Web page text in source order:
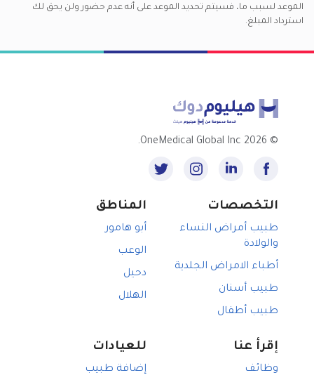
الموعد لسبب ما، فسيتم تحديد الموعد على أنه عدم حضور ولن يحق لك
استرداد المبلغ.
©
2026 OneMedical Global Inc.
التخصصات
طبيب أمراض النساء
والولادة
أطباء الامراض الجلدية
طبيب أسنان
طبيب أطفال
المناطق
أبو هامور
الوعب
دحيل
الهلال
إقرأ عنا
وظائف
للعيادات
إضافة طبيب